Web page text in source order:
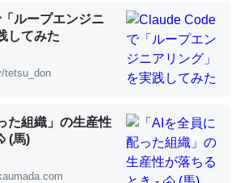
う「ずっと前の伏線」は回収されないけ
うには多い分量。進化すればするほど分
りそう
ループエンジニ
してみた
tetsu_don
た組織」の生産性
(馬)